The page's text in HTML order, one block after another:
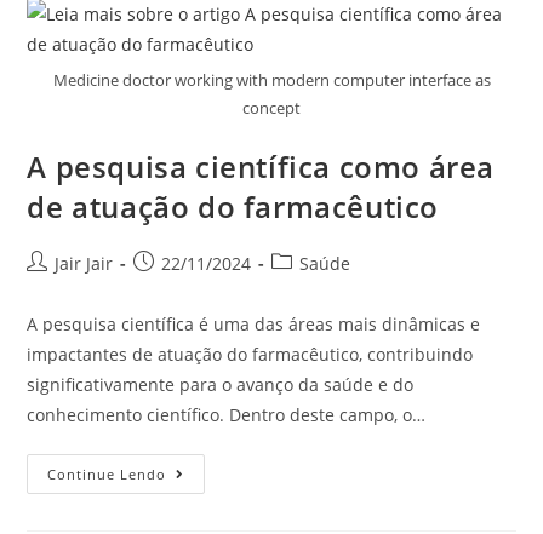
Medicine doctor working with modern computer interface as
concept
A pesquisa científica como área
de atuação do farmacêutico
Jair Jair 22/11/2024 Saúde
A pesquisa científica é uma das áreas mais dinâmicas e
impactantes de atuação do farmacêutico, contribuindo
significativamente para o avanço da saúde e do
conhecimento científico. Dentro deste campo, o…
Continue Lendo